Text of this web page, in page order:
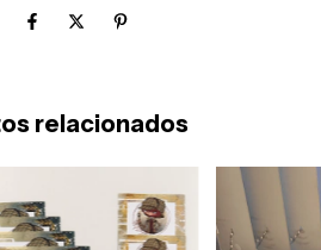
relacionados